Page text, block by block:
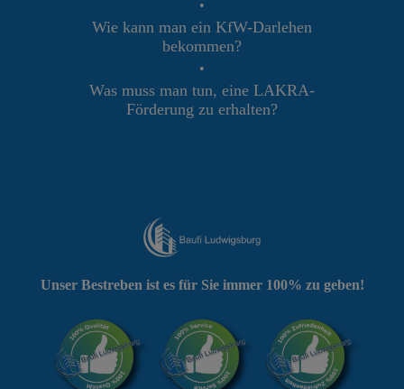
•
Wie kann man ein KfW-Darlehen
bekommen?
•
Was muss man tun, eine LAKRA-
Förderung zu erhalten?
Unser Bestreben ist es für Sie immer 100% zu geben!